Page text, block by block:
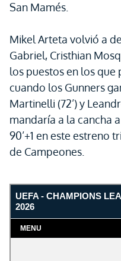
San Mamés.
Mikel Arteta volvió a
Gabriel, Cristhian
los puestos en los que
cuando los Gunners
Martinelli (72’) y
mandaría a la cancha
90’+1 en este estreno
de Campeones.